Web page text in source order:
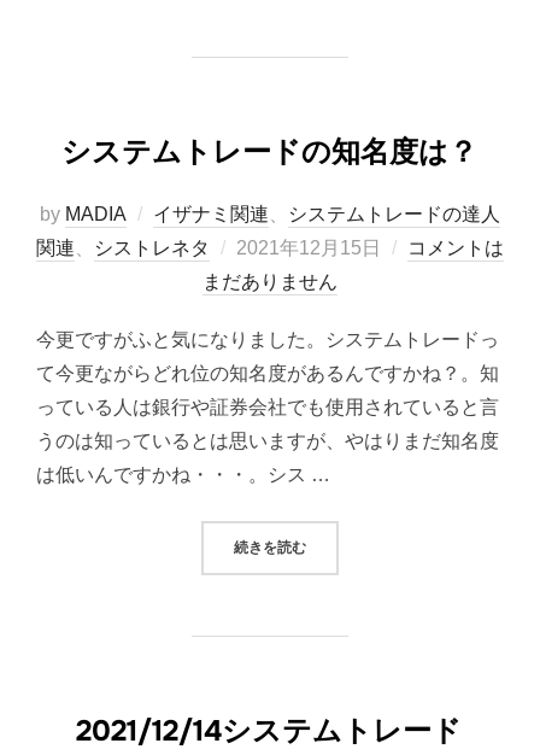
システムトレードの知名度は？
by MADIA イザナミ関連
システムトレードの達人
関連
シストレネタ
投
稿
2021年12月15日
コメントは
まだありません
今更ですがふと気になりました。システムトレードっ
て今更ながらどれ位の知名度があるんですかね？。知
っている人は銀行や証券会社でも使用されていると言
うのは知っているとは思いますが、やはりまだ知名度
は低いんですかね・・・。シス …
続きを読む“システムトレードの知名度は？”
2021/12/14システムトレード